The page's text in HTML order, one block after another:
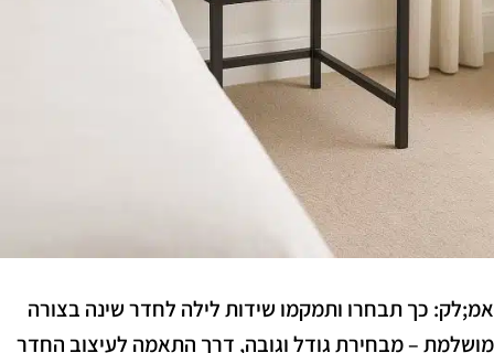
אמ;לק: כך תבחרו ותמקמו שידות לילה לחדר שינה בצורה
מושלמת – מבחירת גודל וגובה, דרך התאמה לעיצוב החדר